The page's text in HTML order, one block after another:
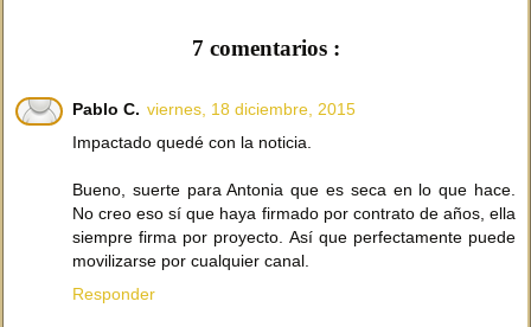
7 comentarios :
Pablo C. viernes, 18 diciembre, 2015
Impactado quedé con la noticia.
Bueno, suerte para Antonia que es seca en lo que hace.
No creo eso sí que haya firmado por contrato de años, ella
siempre firma por proyecto. Así que perfectamente puede
movilizarse por cualquier canal.
Responder